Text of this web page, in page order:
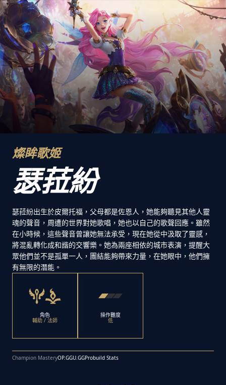
燦眸歌姬
瑟菈紛
瑟菈紛出生於皮爾托福，父母都是佐恩人，她能夠聽見其他人靈
魂的聲音，周遭的世界對她歌唱，她也以自己的歌聲回應。雖然
在小時候，這些聲音曾讓她無法承受，現在她從中汲取了靈感，
將混亂轉化成和諧的交響樂。她為兩座相依的城市表演，提醒大
眾他們並不是孤單一人，團結能夠帶來力量，在她眼中，他們擁
有無限的潛能。
角色
輔助 / 法師
操作難度
低
Champion MasteryOP.GGU.GGProbuild Stats